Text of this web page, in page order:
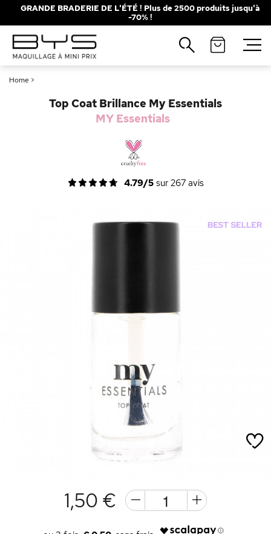
GRANDE BRADERIE DE L'ÉTÉ ! Plus de 2500 produits jusqu'à
-70% !
Home >
Top Coat Brillance My Essentials
MY Essentials
4.79/5sur 267avis
1,50 €
Fermer
Recherches populaires
Solaire